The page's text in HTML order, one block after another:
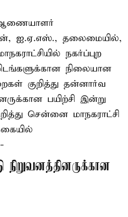
ஐ.ஏ.எஸ்., தலைமையில்,
நகர்ப்புற
நிலையான
குறித்து தன்னார்வ
பயிற்சி இன்று
சென்னை மாநகராட்சி